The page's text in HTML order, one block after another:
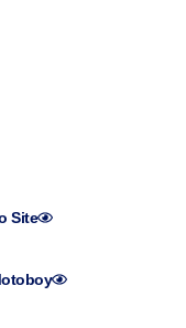
Site